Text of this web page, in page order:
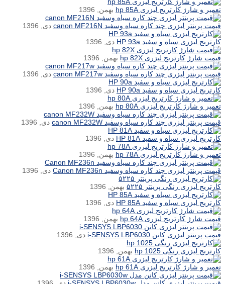
تعمیر و شارژ کارتریج لیزری hp 85A
بهمن, 1396
قیمت پرینتر لیزری چند کاره سیاه وسفید canon MF216N
دی, 1396
کارتریج لیزری سیاه و سفید HP 93a
دی, 1396
قیمت شارژ کارتریج لیزری hp 82X
بهمن, 1396
قیمت پرینتر لیزری چند کاره سیاه وسفید canon MF217w
دی, 1396
کارتریج لیزری سیاه و سفید HP 90a
دی, 1396
تعمیر و شارژ کارتریج لیزری hp 80A
بهمن, 1396
قیمت پرینتر لیزری چند کاره سیاه وسفید canon MF232W
دی, 1396
کارتریج لیزری سیاه و سفید HP 81A
دی, 1396
تعمیر و شارژ کارتریج لیزری hp 78A
بهمن, 1396
قیمت پرینتر لیزری چند کاره سیاه وسفید Canon MF236n
دی, 1396
کارتریج لیزری رنگی پرینتر ۵۲۲۵
بهمن, 1396
کارتریج لیزری سیاه و سفید HP 85A
دی, 1396
قیمت شارژ کارتریج لیزری hp 64A
بهمن, 1396
قیمت پرینتر لیزری کانن i-SENSYS LBP6030
دی, 1396
کارتریج لیزری رنگی hp 1025
بهمن, 1396
تعمیر و شارژ کارتریج لیزری hp 61A
بهمن, 1396